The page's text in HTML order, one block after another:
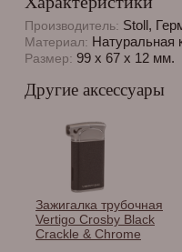
Производитель: Stoll,
Материал: Натуральная
Размер: 99 х 67 х 12 мм.
Другие аксессуары
Зажигалка трубочная
Vertigo Crosby Black
Crackle & Chrome